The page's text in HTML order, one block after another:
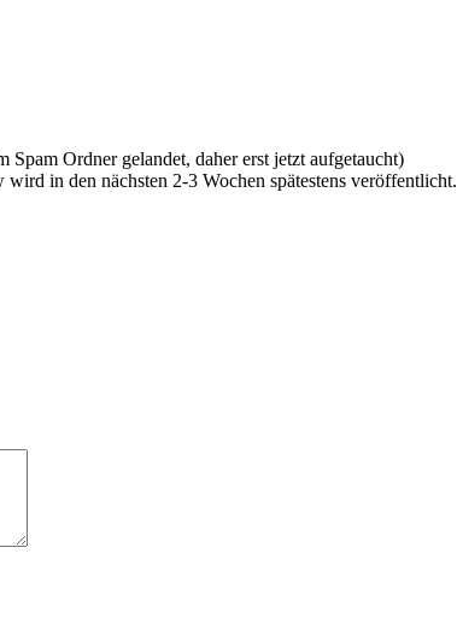
Ordner gelandet, daher erst jetzt aufgetaucht)
in den nächsten 2-3 Wochen spätestens veröffentlicht.